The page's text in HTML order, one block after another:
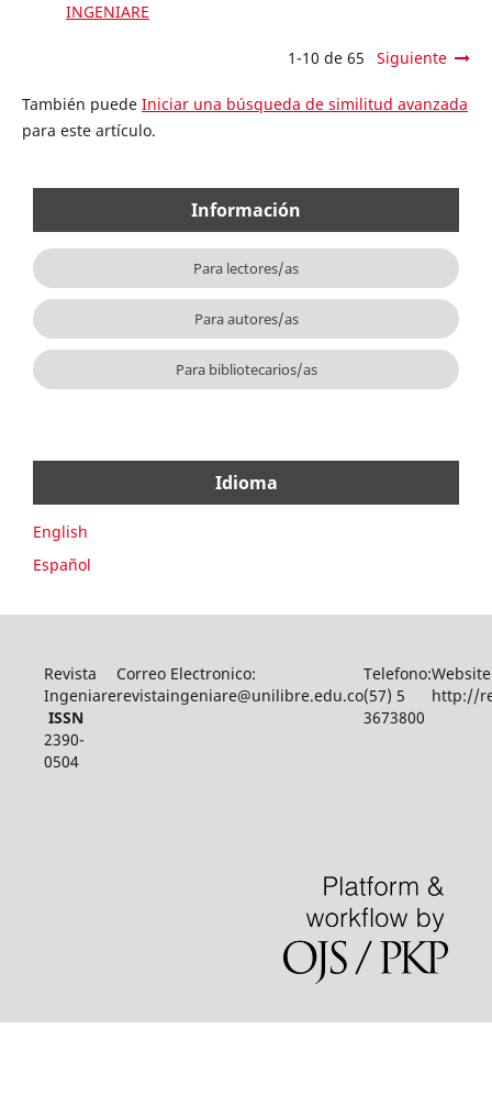
INGENIARE
1-10 de 65 Siguiente
También puede Iniciar una búsqueda de similitud avanzada
para este artículo.
Información
Para lectores/as
Para autores/as
Para bibliotecarios/as
Idioma
English
Español
Revista
Ingeniare
ISSN
2390-
0504
Correo Electronico:
revistaingeniare@unilibre.edu.co
Telefono:
(57) 5
3673800
http://